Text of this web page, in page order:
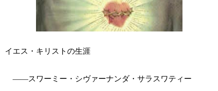
イエス・キリストの生涯
――スワーミー・シヴァーナンダ・サラスワティー